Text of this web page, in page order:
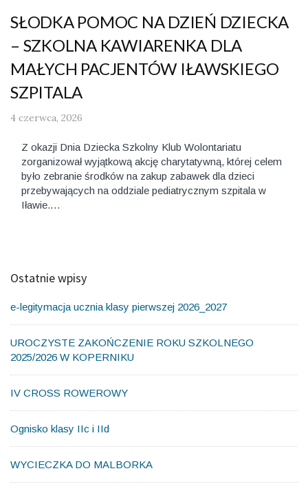
SŁODKA POMOC NA DZIEŃ DZIECKA
– SZKOLNA KAWIARENKA DLA
MAŁYCH PACJENTÓW IŁAWSKIEGO
SZPITALA
4 czerwca, 2026
Z okazji Dnia Dziecka Szkolny Klub Wolontariatu
zorganizował wyjątkową akcję charytatywną, której celem
było zebranie środków na zakup zabawek dla dzieci
przebywających na oddziale pediatrycznym szpitala w
Iławie.…
Ostatnie wpisy
e-legitymacja ucznia klasy pierwszej 2026_2027
UROCZYSTE ZAKOŃCZENIE ROKU SZKOLNEGO
2025/2026 W KOPERNIKU
IV CROSS ROWEROWY
Ognisko klasy IIc i IId
WYCIECZKA DO MALBORKA